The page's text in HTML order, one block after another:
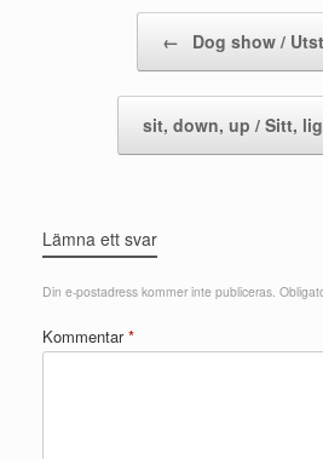
← Dog show /
sit, down, up / Sitt,
Lämna ett svar
Din e-postadress kommer inte publiceras.
Kommentar*